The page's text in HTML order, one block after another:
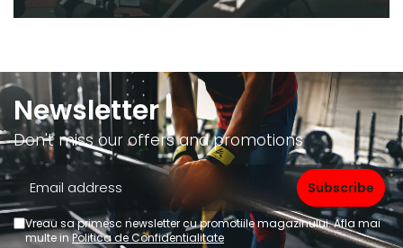
Newsletter
Don't miss our offers and promotions
Vreau sa primesc newsletter cu promotiile magazinului. Afla mai
multe inPolitica de Confidentialitate